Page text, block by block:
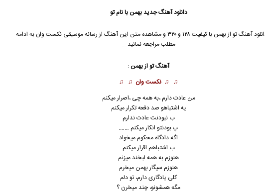
دانلود آهنگ جدیدبهمن با نام تو
جهت دانلود آهنگ تو از بهمن با کیفیت ۱۲۸ و ۳۲۰ و مشاهده متن این آهنگ از رسانه موسیقی نکست وان به ادامه
مطلب مراجعه نمائید …
آهنگ تو از بهمن :
♫ ♫ نکست وان ♫ ♫
من عادت دارم ،به همه چی ،اصرار میکنم
یه اشتباهو صد دفعه تکرار میکنم
ب نبودنت عادت ندارم
پ بودنتو انکار میکنم …….
اگه دادگاه محکوم میخواد
ب اشتباهم اقرار میکنم
هنوزم به همه لبخند میزنم
هنوزم سیگار بهمن میخرم
کلی یادگاری دارم، تو دلم
مگه همشونو، چند میخرن ؟